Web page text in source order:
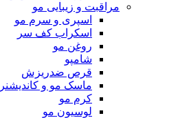
مراقبت و زیبایی مو
اسپری و سرم مو
اسکراب کف سر
روغن مو
شامپو
قرص ضدریزش
ماسک مو و کاندیشنر
کرم مو
لوسیون مو